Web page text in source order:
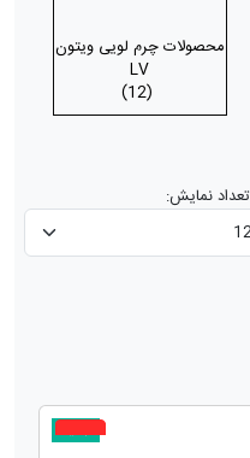
محصولات چرم لویی ویتون
LV
(12)
تعداد نمایش:
جدید